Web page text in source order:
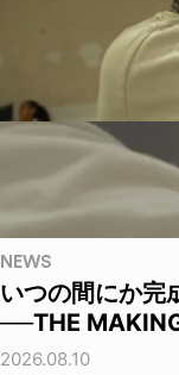
NEWS
いつの間にか完
──THE
2026.08.10